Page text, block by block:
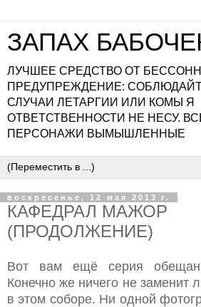
ЗАПАХ
ЛУЧШЕЕ СРЕДСТВО ОТ
ПРЕДУПРЕЖДЕНИЕ:
СЛУЧАИ ЛЕТАРГИИ ИЛИ КОМЫ Я
ОТВЕТСТВЕННОСТИ НЕ НЕСУ.
ПЕРСОНАЖИ ВЫМЫШЛЕННЫЕ
воскресенье, 12 мая 2013 г.
КАФЕДРАЛ МАЖОР
(ПРОДОЛЖЕНИЕ)
Вот вам ещё серия
Конечно же ничего не заменит
в этом соборе. Ни одной